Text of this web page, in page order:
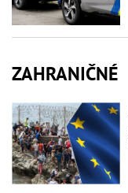
ZAHRANIČNÉ